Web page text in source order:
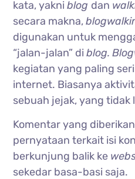
kata, yakniblog dan
secara makna,
digunakan untuk
“jalan-jalan” diblog.
kegiatan yang paling
internet. Biasanya
sebuah jejak, yang tidak
Komentar yang
pernyataan terkait isi
berkunjung balik ke
sekedar basa-basi saja.